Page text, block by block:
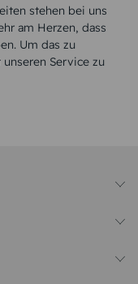
stehen bei uns
am Herzen, dass
Um das zu
Service zu